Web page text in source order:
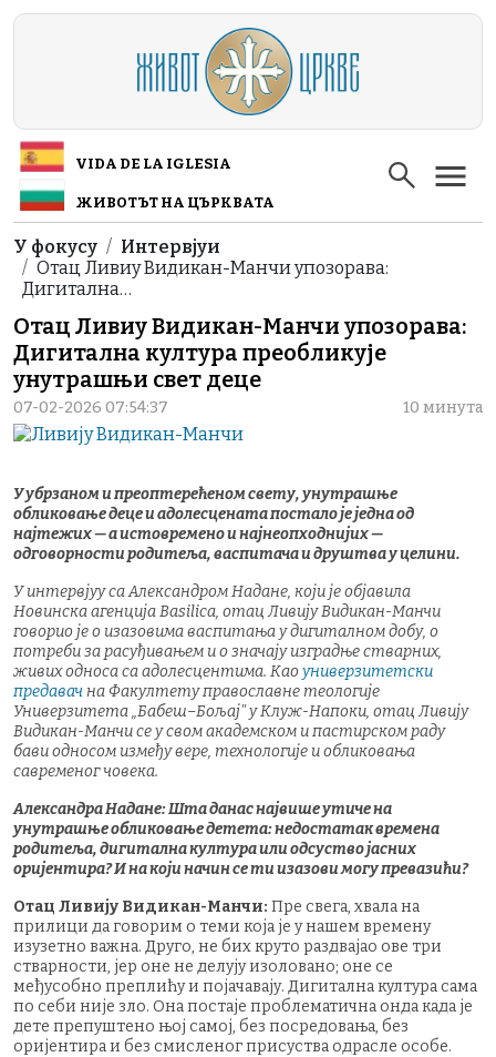
Skip to main content
VIDA DE LA IGLESIA
ЖИВОТЪТ НА ЦЪРКВАТА
Breadcrumb
У фокусу
Интервјуи
Отац Ливиу Видикан-Манчи упозорава:
Дигитална…
Отац Ливиу Видикан-Манчи упозорава:
Дигитална култура преобликује
унутрашњи свет деце
07-02-2026 07:54:37 10 минута
У убрзаном и преоптерећеном свету, унутрашње
обликовање деце и адолесцената постало је једна од
најтежих — а истовремено и најнеопходнијих —
одговорности родитеља, васпитача и друштва у целини.
У интервјуу са Александром Надане, који је објавила
Новинска агенција Basilica, отац Ливију Видикан-Манчи
говорио је о изазовима васпитања у дигиталном добу, о
потреби за расуђивањем и о значају изградње стварних,
живих односа са адолесцентима. Као универзитетски
предавач на Факултету православне теологије
Универзитета „Бабеш–Бољај" у Клуж-Напоки, отац Ливију
Видикан-Манчи се у свом академском и пастирском раду
бави односом између вере, технологије и обликовања
савременог човека.
Александра Надане: Шта данас највише утиче на
унутрашње обликовање детета: недостатак времена
родитеља, дигитална култура или одсуство јасних
оријентира? И на који начин се ти изазови могу превазићи?
Отац Ливију Видикан-Манчи: Пре свега, хвала на
прилици да говорим о теми која је у нашем времену
изузетно важна. Друго, не бих круто раздвајао ове три
стварности, јер оне не делују изоловано; оне се
међусобно преплићу и појачавају. Дигитална култура сама
по себи није зло. Она постаје проблематична онда када је
дете препуштено њој самој, без посредовања, без
оријентира и без смисленог присуства одрасле особе.